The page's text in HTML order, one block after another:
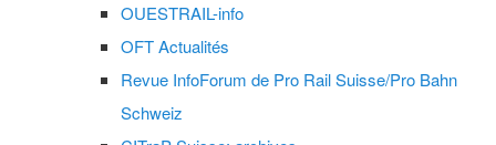
OUESTRAIL-info
OFT Actualités
Revue InfoForum de Pro Rail Suisse/Pro Bahn
Schweiz